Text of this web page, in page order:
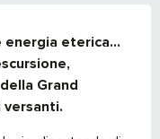
energia eterica...
Grand